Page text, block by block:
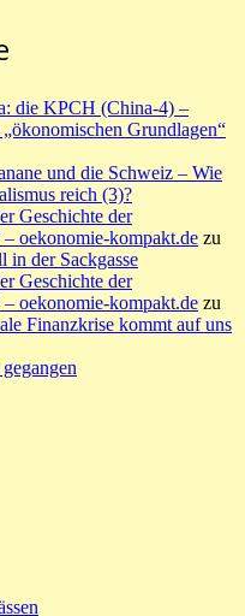
die KPCH (China-4) –
Grundlagen“
und die Schweiz – Wie
reich (3)?
Geschichte der
oekonomie-kompakt.de zu
in der Sackgasse
Geschichte der
oekonomie-kompakt.de zu
Finanzkrise kommt auf uns